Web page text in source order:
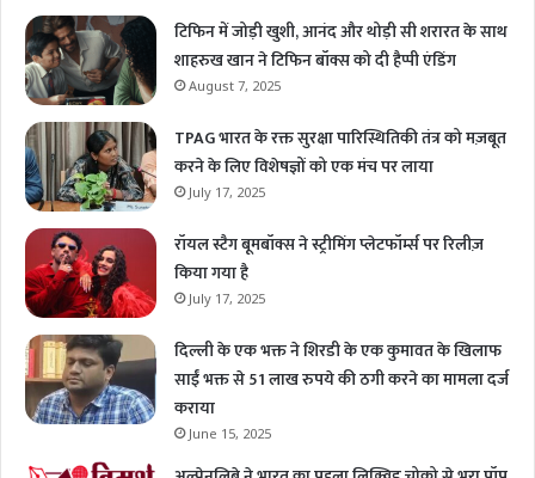
टिफिन में जोड़ी खुशी, आनंद और थोड़ी सी शरारत के साथ
शाहरुख खान ने टिफिन बॉक्स को दी हैप्पी एंडिंग
August 7, 2025
TPAG भारत के रक्त सुरक्षा पारिस्थितिकी तंत्र को मज़बूत
करने के लिए विशेषज्ञों को एक मंच पर लाया
July 17, 2025
रॉयल स्टैग बूमबॉक्स ने स्ट्रीमिंग प्लेटफॉर्म्स पर रिलीज़
किया गया है
July 17, 2025
दिल्ली के एक भक्त ने शिरडी के एक कुमावत के खिलाफ
साईं भक्त से 51 लाख रुपये की ठगी करने का मामला दर्ज
कराया
June 15, 2025